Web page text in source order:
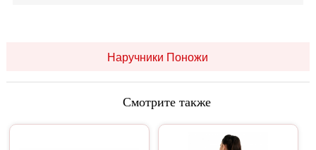
Наручники Поножи
Смотрите также